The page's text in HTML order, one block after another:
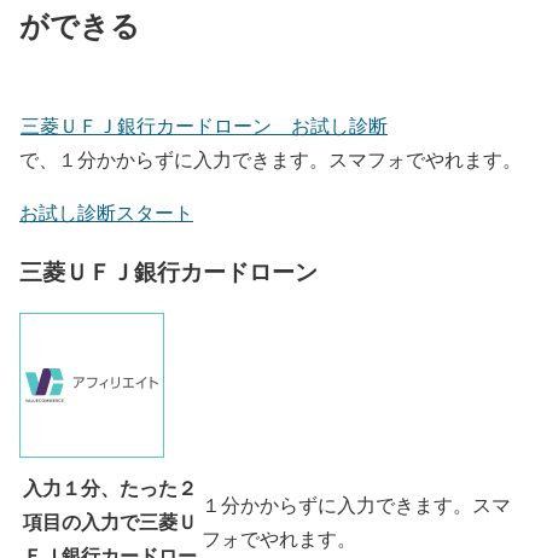
ができる
三菱ＵＦＪ銀行カードローン お試し診断
で、１分かからずに入力できます。スマフォでやれます。
お試し診断スタート
三菱ＵＦＪ銀行カードローン
入力１分、たった２
項目の入力で三菱Ｕ
１分かからずに入力できます。スマ
フォでやれます。